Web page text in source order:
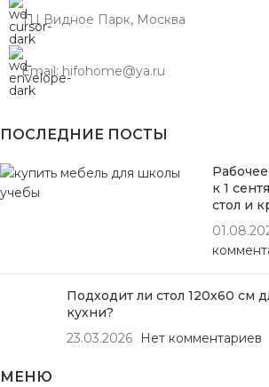
ТЦ Видное Парк, Москва
Email: hifohome@ya.ru
ПОСЛЕДНИЕ ПОСТЫ
к 1
стол и
Подходит ли стол 120х60 см
кухни?
23.03.2026
Нет комментариев
МЕНЮ